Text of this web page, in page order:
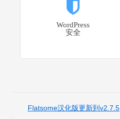
WordPress
安全
Flatsome汉化版更新到v2.7.5